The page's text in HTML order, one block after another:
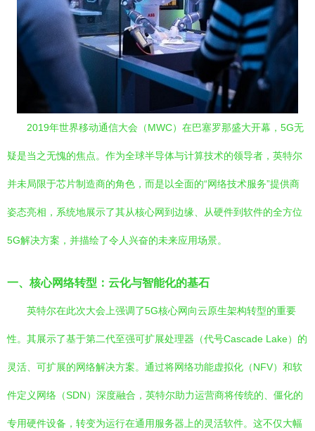
2019年世界移动通信大会（MWC）在巴塞罗那盛大开幕，5G无
疑是当之无愧的焦点。作为全球半导体与计算技术的领导者，英特尔
并未局限于芯片制造商的角色，而是以全面的“网络技术服务”提供商
姿态亮相，系统地展示了其从核心网到边缘、从硬件到软件的全方位
5G解决方案，并描绘了令人兴奋的未来应用场景。
一、核心网络转型：云化与智能化的基石
英特尔在此次大会上强调了5G核心网向云原生架构转型的重要
性。其展示了基于第二代至强可扩展处理器（代号Cascade Lake）的
灵活、可扩展的网络解决方案。通过将网络功能虚拟化（NFV）和软
件定义网络（SDN）深度融合，英特尔助力运营商将传统的、僵化的
专用硬件设备，转变为运行在通用服务器上的灵活软件。这不仅大幅